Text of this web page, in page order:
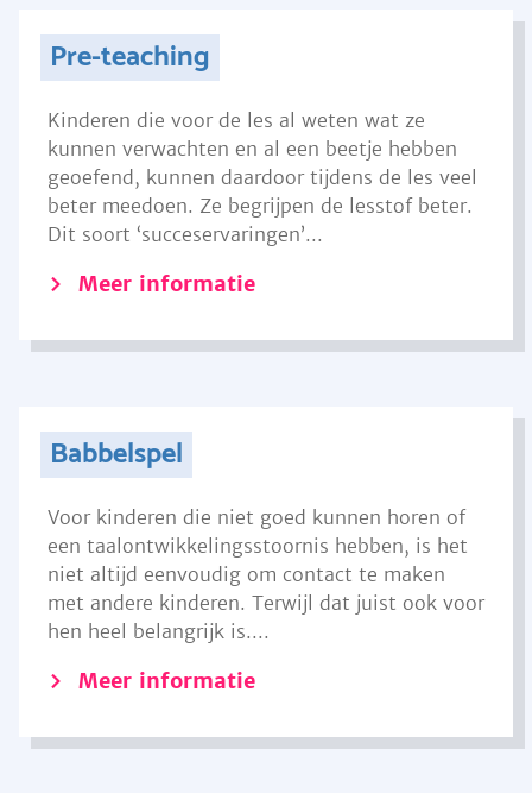
Pre-teaching
Kinderen die voor de les al weten wat ze
kunnen verwachten en al een beetje hebben
geoefend, kunnen daardoor tijdens de les veel
beter meedoen. Ze begrijpen de lesstof beter.
Dit soort ‘succeservaringen’...
Meer informatie
Babbelspel
Voor kinderen die niet goed kunnen horen of
een taalontwikkelingsstoornis hebben, is het
niet altijd eenvoudig om contact te maken
met andere kinderen. Terwijl dat juist ook voor
hen heel belangrijk is....
Meer informatie